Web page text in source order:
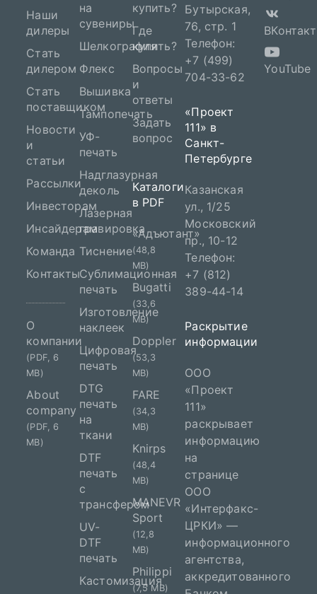
Наши
дилеры
Стать
дилером
Стать
поставщиком
Новости
и
статьи
Рассылки
Инвесторам
Инсайдерам
Команда
Контакты
О
компании
(PDF, 6
MB)
About
company
(PDF, 6
MB)
на
сувениры
Шелкография
Флекс
Вышивка
Тампопечать
УФ-
печать
Надглазурная
деколь
Лазерная
гравировка
Тиснение
Сублимационная
печать
Изготовление
наклеек
Цифровая
печать
DTG
печать
на
ткани
DTF
печать
с
трансфером
UV-
DTF
печать
Кастомизация
купить?
Где
купить?
Вопросы
и
ответы
Задать
вопрос
Каталоги
в PDF
«Адъютант»
(48,8
MB)
Bugatti
(33,6
MB)
Doppler
(53,3
MB)
FARE
(34,3
MB)
Knirps
(48,4
MB)
MANEVR
Sport
(12,8
MB)
Philippi
(7,5 MB)
Бутырская,
76, стр. 1
Телефон:
+7 (499)
704-33-62
«Проект
111» в
Санкт-
Петербурге
Казанская
ул., 1/25
Московский
пр., 10-12
Телефон:
+7 (812)
389-44-14
Раскрытие
информации
ООО
«Проект
111»
раскрывает
информацию
на
странице
ООО
«Интерфакс-
ЦРКИ» —
информационного
агентства,
аккредитованного
YouTube